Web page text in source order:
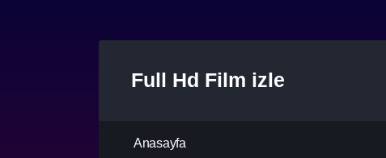
Full Hd Film izle
Anasayfa